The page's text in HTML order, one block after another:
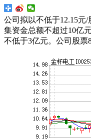
公司拟以不低于12.15元
集资金总额不超过10亿
不低于3亿元。公司股票